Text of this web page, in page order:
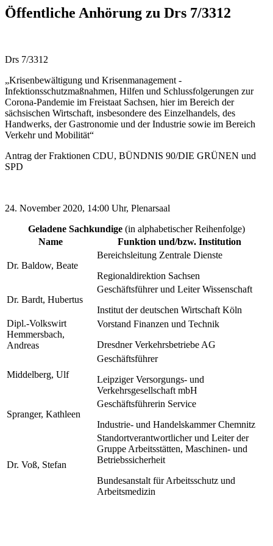
Öffentliche Anhörung zu Drs 7/3312
Drs 7/3312
„Krisenbewältigung und Krisenmanagement -
Infektionsschutzmaßnahmen, Hilfen und Schlussfolgerungen zur
Corona-Pandemie im Freistaat Sachsen, hier im Bereich der
sächsischen Wirtschaft, insbesondere des Einzelhandels, des
Handwerks, der Gastronomie und der Industrie sowie im Bereich
Verkehr und Mobilität“
Antrag der Fraktionen CDU, BÜNDNIS 90/DIE GRÜNEN und
SPD
24. November 2020, 14:00 Uhr, Plenarsaal
Geladene Sachkundige (in alphabetischer Reihenfolge)
Name
Funktion und/bzw. Institution
Dr. Baldow, Beate
Bereichsleitung Zentrale Dienste
Regionaldirektion Sachsen
Dr. Bardt, Hubertus
Geschäftsführer und Leiter Wissenschaft
Institut der deutschen Wirtschaft Köln
Dipl.-Volkswirt
Hemmersbach,
Andreas
Vorstand Finanzen und Technik
Dresdner Verkehrsbetriebe AG
Middelberg, Ulf
Geschäftsführer
Leipziger Versorgungs- und
Verkehrsgesellschaft mbH
Spranger, Kathleen
Geschäftsführerin Service
Industrie- und Handelskammer Chemnitz
Dr. Voß, Stefan
Standortverantwortlicher und Leiter der
Gruppe Arbeitsstätten, Maschinen- und
Betriebssicherheit
Bundesanstalt für Arbeitsschutz und
Arbeitsmedizin